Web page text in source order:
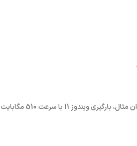
سرعت خواندن و نوشتن ترتیبی به شما امکان می‌دهد تا سیستم عامل، برنامه‌ها، بازی‌ها و فایل‌های خود را با سرعتی فوق‌العاده سریع بارگیری و اجرا کنید. به عنوان مثال، بارگیری ویندوز 11 با سرعت 510 مگابایت